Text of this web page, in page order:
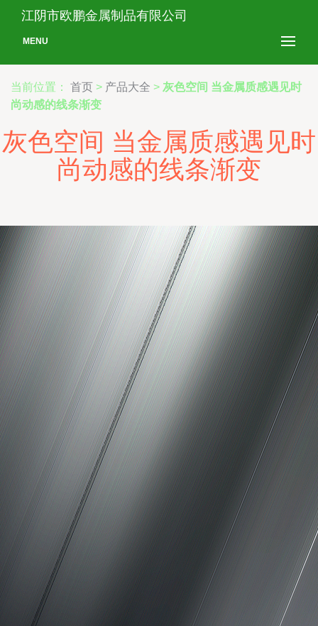
江阴市欧鹏金属制品有限公司
MENU
当前位置： 首页 > 产品大全 > 灰色空间 当金属质感遇见时
尚动感的线条渐变
灰色空间 当金属质感遇见时
尚动感的线条渐变